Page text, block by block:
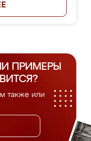
ПРИМЕРЫ
также или